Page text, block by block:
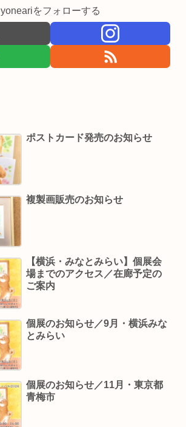
yoneariをフォローする
ポストカード発売のお知らせ
複製画販売のお知らせ
【横浜・みなとみらい】個展会
場までのアクセス／在廊予定の
ご案内
個展のお知らせ／9月・横浜みな
とみらい
個展のお知らせ／11月・東京都
青梅市